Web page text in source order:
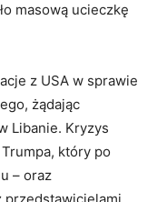
masową ucieczkę
z USA w sprawie
żądając
Libanie. Kryzys
który po
– oraz